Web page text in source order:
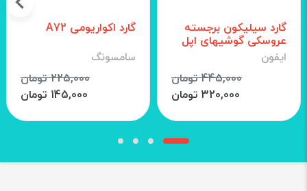
گارد سیلیکون برجسته
عروسکی گوشیهای اپل
ایفون
445,000 تومان
320,000 تومان
گارد اکواریومی A72
سامسونگ
225,000 تومان
145,000 تومان